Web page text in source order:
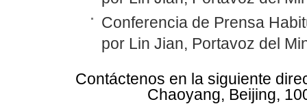
Conferencia de Prensa
por Lin Jian, Portavoz del
Contáctenos en la siguiente
Chaoyang, Beijing,